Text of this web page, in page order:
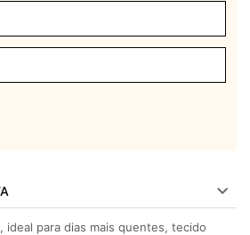
ideal para dias mais quentes, tecido